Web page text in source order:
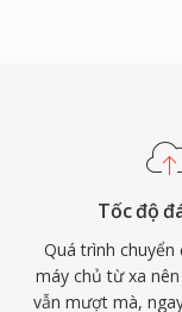
Tốc độ
Quá trình chuyển
máy chủ từ xa
vẫn mượt mà,